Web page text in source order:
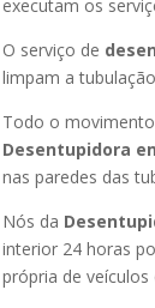
executam os
O serviço de
limpam a
Todo o
Desentupidora
nas paredes das
Nós da
interior 24 horas
própria de